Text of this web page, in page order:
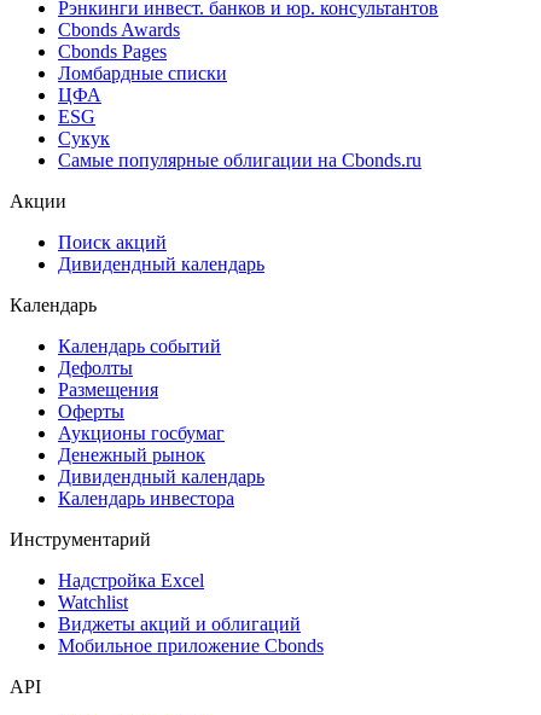
Рэнкинги инвест. банков и юр. консультантов
Cbonds Awards
Cbonds Pages
Ломбардные списки
ЦФА
ESG
Сукук
Самые популярные облигации на Cbonds.ru
Акции
Поиск акций
Дивидендный календарь
Календарь
Календарь событий
Дефолты
Размещения
Оферты
Аукционы госбумаг
Денежный рынок
Дивидендный календарь
Календарь инвестора
Инструментарий
Надстройка Excel
Watchlist
Виджеты акций и облигаций
Мобильное приложение Cbonds
API